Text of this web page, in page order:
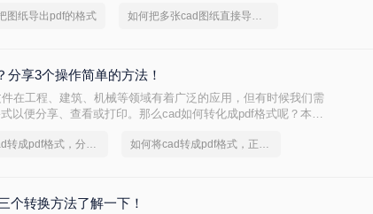
息、图层、比例和布局，且几乎在任何设备上都能被无缝打
图纸导出pdf的格式 如何把多张cad图纸直接导出成pdf
享3个操作简单的方法！
在工程、建筑、机械等领域有着广泛的应用，但有时候我们需
以便分享、查看或打印。那么cad如何转化成pdf格式呢？本文
如何将cad转成pdf格式，分享一种简单的方法 如何将cad转成pdf格式，正确的操作方法
个转换方法了解一下！